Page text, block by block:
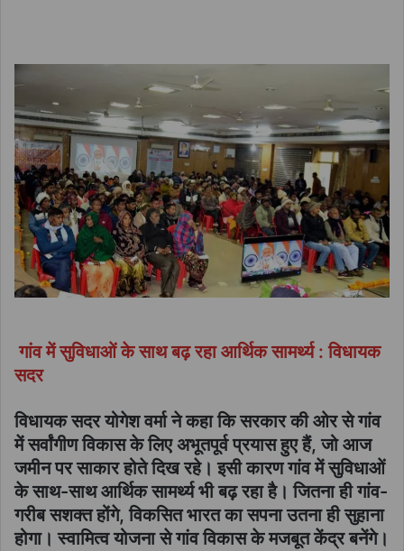
गांव में सुविधाओं के साथ बढ़ रहा आर्थिक सामर्थ्य : विधायक
सदर
विधायक सदर योगेश वर्मा ने कहा कि सरकार की ओर से गांव
में सर्वांगीण विकास के लिए अभूतपूर्व प्रयास हुए हैं, जो आज
जमीन पर साकार होते दिख रहे। इसी कारण गांव में सुविधाओं
के साथ-साथ आर्थिक सामर्थ्य भी बढ़ रहा है। जितना ही गांव-
गरीब सशक्त होंगे, विकसित भारत का सपना उतना ही सुहाना
होगा। स्वामित्व योजना से गांव विकास के मजबूत केंद्र बनेंगे।